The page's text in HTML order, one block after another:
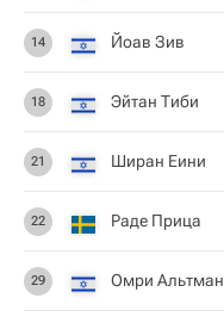
14 Йоав Зив
18 Эйтан Тиби
21 Ширан Еини
22 Раде Прица
29 Омри Альтман